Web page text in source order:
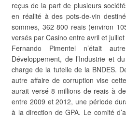
reçus de la part de plusieurs
en réalité à des pots-de-vin
sommes, 362 800 reais (environ
versés par Casino entre avril et
Fernando Pimentel n’était
Développement, de l’Industrie et
charge de la tutelle de la BNDES.
autre affaire de corruption vise
aurait versé 8 millions de reais à
entre 2009 et 2012, une période
à la direction de GPA. Le comité